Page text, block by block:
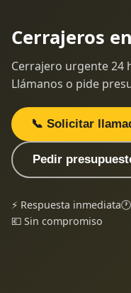
Cerrajeros en
Cerrajero urgente 24
Llámanos o pide
📞 Solicitar
Pedir
⚡ Respuesta inmediata
💶 Sin compromiso